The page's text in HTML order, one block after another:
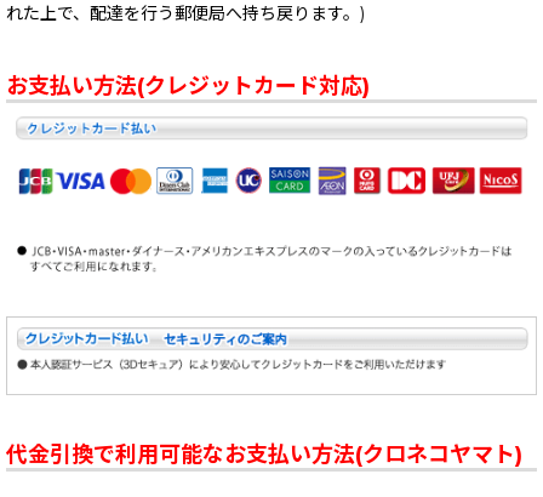
れた上で、配達を行う郵便局へ持ち戻ります。)
お支払い方法(クレジットカード対応)
代金引換で利用可能なお支払い方法(クロネコヤマト)